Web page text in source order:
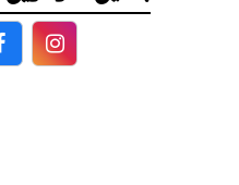
Facebook